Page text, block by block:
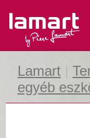
Lamart
Lamart
egyéb